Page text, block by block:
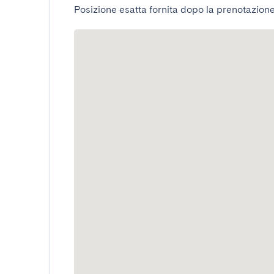
Posizione esatta fornita dopo la